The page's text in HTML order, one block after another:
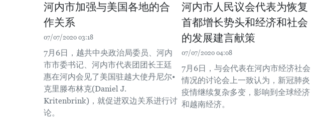
河内市加强与美国各地的合
作关系
07/07/2020 03:18
7月6日，越共中央政治局委员、河内
市市委书记、河内市代表团团长王廷
惠在河内会见了美国驻越大使丹尼尔•
克里滕布林克(Daniel J.
Kritenbrink)，就促进双边关系进行讨
论。
河内市人民议会代表为恢复
首都增长势头和经济和社会
的发展建言献策
07/07/2020 04:08
7月6日，与会代表在河内市经济社会
情况的讨论会上一致认为，新冠肺炎
疫情继续复杂多变，影响到全球经济
和越南经济。